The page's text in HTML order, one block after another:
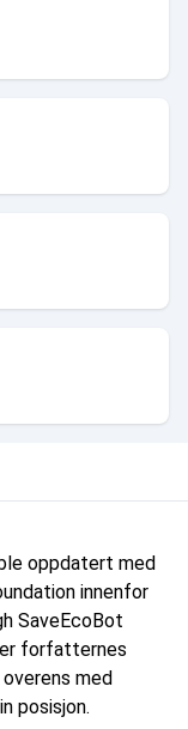
oppdatert med
innenfor
SaveEcoBot
forfatternes
med
posisjon.